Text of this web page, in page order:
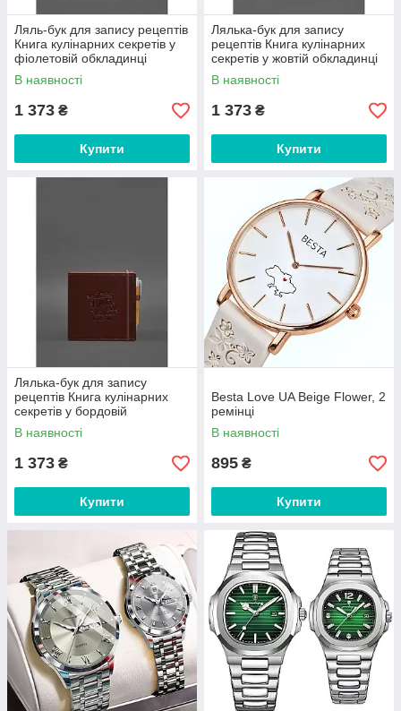
Ляль-бук для запису рецептів
Книга кулінарних секретів у
фіолетовій обкладинці
В наявності
1 373 ₴
Купити
Лялька-бук для запису
рецептів Книга кулінарних
секретів у жовтій обкладинці
В наявності
1 373 ₴
Купити
Лялька-бук для запису
рецептів Книга кулінарних
секретів у бордовій
обкладинці
В наявності
1 373 ₴
Купити
Besta Love UA Beige Flower, 2
ремінці
В наявності
895 ₴
Купити